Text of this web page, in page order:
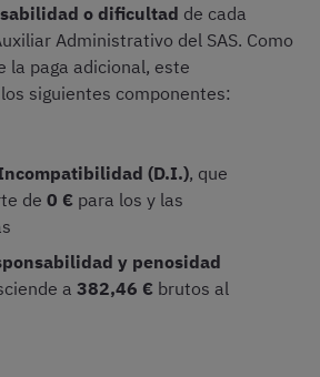
o dificultad de cada
Administrativo del SAS. Como
la paga adicional, este
siguientes componentes:
(D.I.), que
de 0 € para los y las
y penosidad
a 382,46 € brutos al